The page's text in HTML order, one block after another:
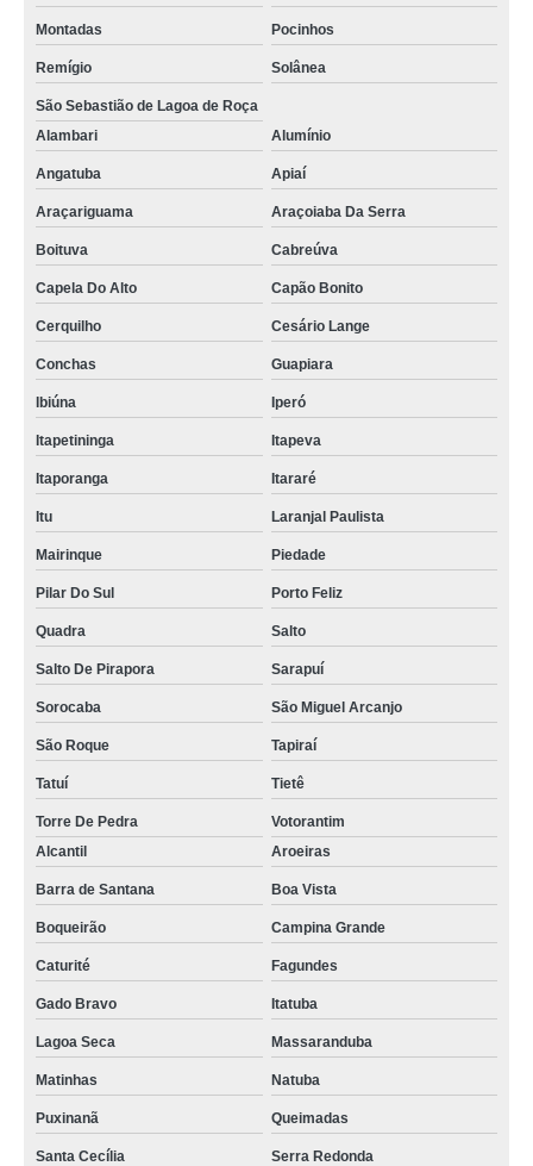
Montadas Pocinhos
Remígio Solânea
São Sebastião de Lagoa de Roça
Alambari
Alumínio
Angatuba Apiaí
Araçariguama Araçoiaba Da Serra
Boituva Cabreúva
Capela Do Alto Capão Bonito
Cerquilho Cesário Lange
Conchas Guapiara
Ibiúna Iperó
Itapetininga Itapeva
Itaporanga Itararé
Itu Laranjal Paulista
Mairinque Piedade
Pilar Do Sul Porto Feliz
Quadra Salto
Salto De Pirapora Sarapuí
Sorocaba São Miguel Arcanjo
São Roque Tapiraí
Tatuí Tietê
Torre De Pedra
Votorantim
Alcantil
Aroeiras
Barra de Santana Boa Vista
Boqueirão Campina Grande
Caturité Fagundes
Gado Bravo Itatuba
Lagoa Seca Massaranduba
Matinhas Natuba
Puxinanã Queimadas
Santa Cecília Serra Redonda